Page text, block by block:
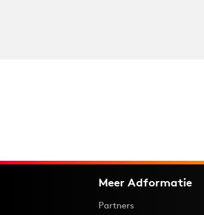
Meer Adformatie
Partners